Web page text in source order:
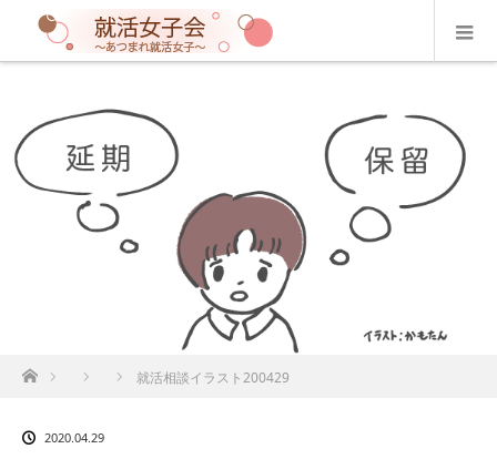
ホーム 就活相談イラスト200429
2020.04.29